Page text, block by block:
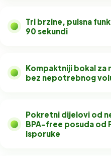
Tri brzine, pulsna
90 sekundi
Kompaktniji bokal za
bez nepotrebnog
Pokretni dijelovi od
BPA-free posuda od
isporuke